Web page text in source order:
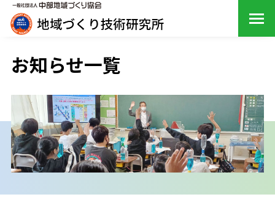
お知らせ一覧